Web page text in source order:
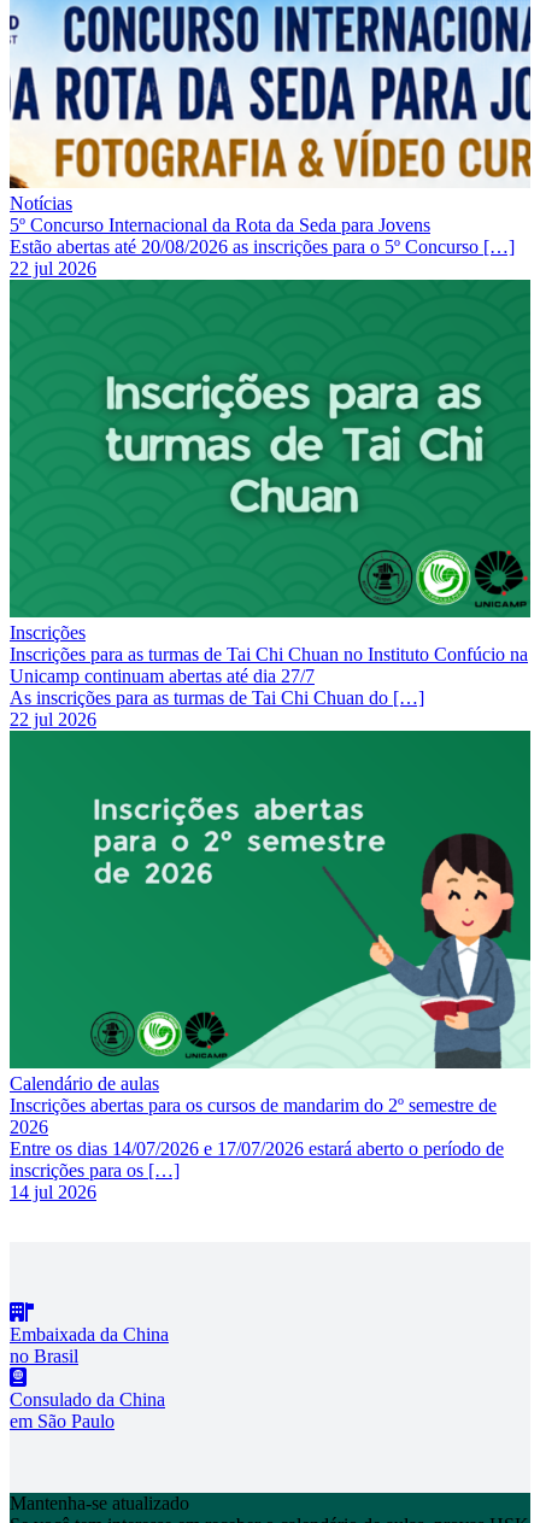
Notícias
5º Concurso Internacional da Rota da Seda para Jovens
Estão abertas até 20/08/2026 as inscrições para o 5º Concurso […]
22 jul 2026
Inscrições
Inscrições para as turmas de Tai Chi Chuan no Instituto Confúcio na
Unicamp continuam abertas até dia 27/7
As inscrições para as turmas de Tai Chi Chuan do […]
22 jul 2026
Calendário de aulas
Inscrições abertas para os cursos de mandarim do 2º semestre de
2026
Entre os dias 14/07/2026 e 17/07/2026 estará aberto o período de
inscrições para os […]
14 jul 2026
Embaixada da China
no Brasil
Consulado da China
em São Paulo
Mantenha-se atualizado